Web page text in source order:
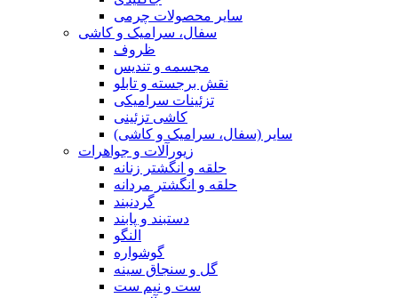
سایر محصولات چرمی
سفال، سرامیک و کاشی
ظروف
مجسمه و تندیس
نقش برجسته و تابلو
تزئینات سرامیکی
کاشی تزئینی
سایر (سفال، سرامیک و کاشی)
زیورآلات و جواهرات
حلقه و انگشتر زنانه
حلقه و انگشتر مردانه
گردنبند
دستبند و پابند
النگو
گوشواره
گل و سنجاق سینه
ست و نیم ست